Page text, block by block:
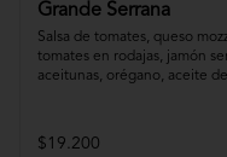
Grande Serrana
Salsa de tomates, queso
tomates en rodajas, jamón
aceitunas, orégano, aceite
$19.200